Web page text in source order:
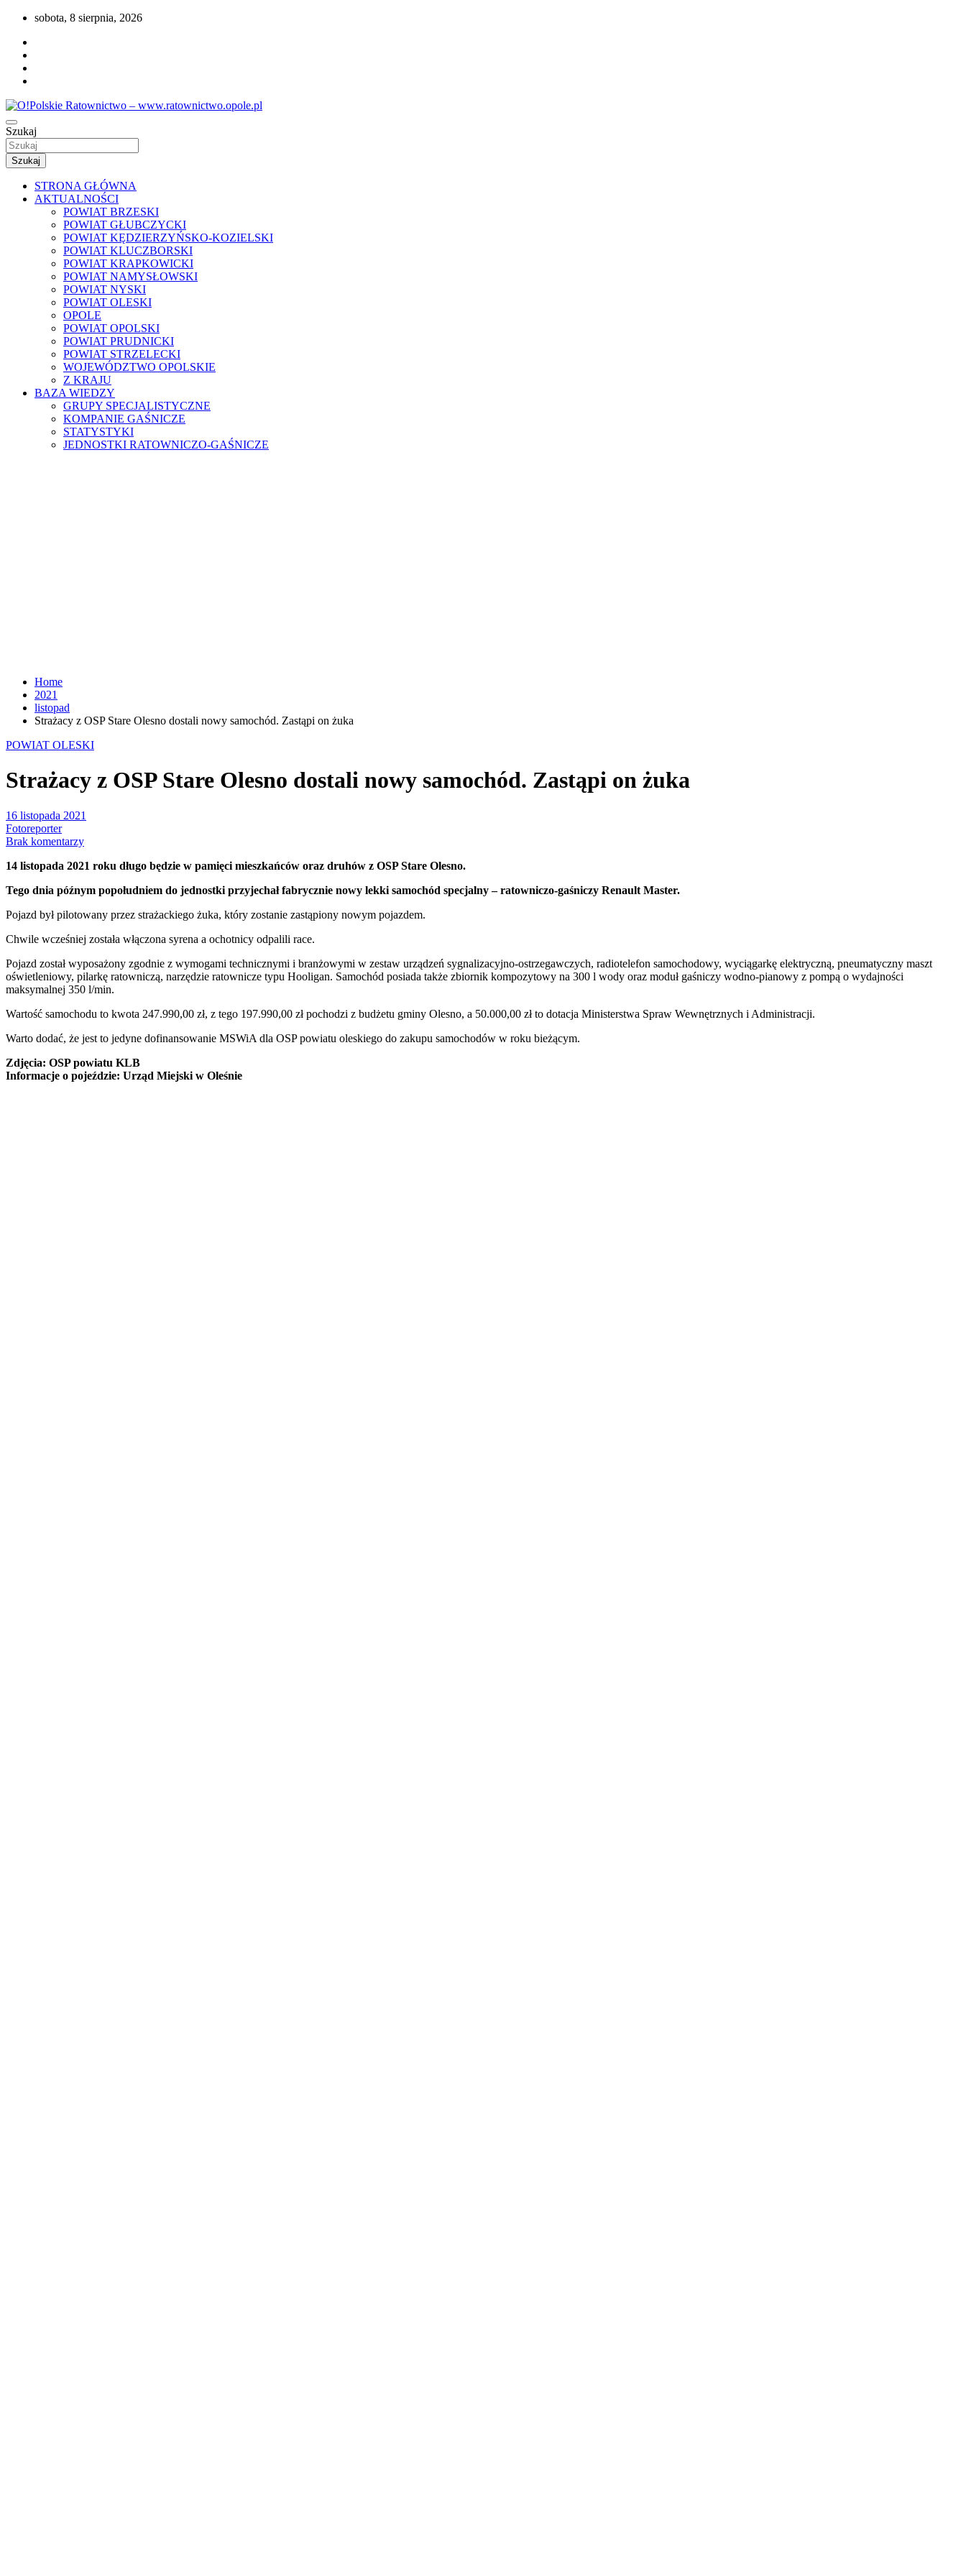
Przejdź
treści
sobota, 8 sierpnia, 2026
O!Polskie Ratownictwo – www.ratownictwo.opole.pl
Portal opolskiego i polskiego ratownictwa.
Szukaj
Szukaj
STRONA GŁÓWNA
AKTUALNOŚCI
POWIAT BRZESKI
POWIAT GŁUBCZYCKI
POWIAT KĘDZIERZYŃSKO-KOZIELSKI
POWIAT KLUCZBORSKI
POWIAT KRAPKOWICKI
POWIAT NAMYSŁOWSKI
POWIAT NYSKI
POWIAT OLESKI
OPOLE
POWIAT OPOLSKI
POWIAT PRUDNICKI
POWIAT STRZELECKI
WOJEWÓDZTWO OPOLSKIE
Z KRAJU
BAZA WIEDZY
GRUPY SPECJALISTYCZNE
KOMPANIE GAŚNICZE
STATYSTYKI
JEDNOSTKI RATOWNICZO-GAŚNICZE
Home
2021
listopad
Strażacy z OSP Stare Olesno dostali nowy samochód. Zastąpi on żuka
POWIAT OLESKI
Strażacy z OSP Stare Olesno dostali nowy samochód. Zastąpi on żuka
16 listopada 2021
Fotoreporter
Brak komentarzy
14 listopada 2021 roku długo będzie w pamięci mieszkańców oraz druhów z OSP Stare Olesno.
Tego dnia późnym popołudniem do jednostki przyjechał fabrycznie nowy lekki samochód specjalny – ratowniczo-gaśniczy Renault Master.
Pojazd był pilotowany przez strażackiego żuka, który zostanie zastąpiony nowym pojazdem.
Chwile wcześniej została włączona syrena a ochotnicy odpalili race.
Pojazd został wyposażony zgodnie z wymogami technicznymi i branżowymi w zestaw urządzeń sygnalizacyjno-ostrzegawczych, radiotelefon samochodowy, wyciągarkę elektryczną, pneumatyczny maszt
oświetleniowy, pilarkę ratowniczą, narzędzie ratownicze typu Hooligan. Samochód posiada także zbiornik kompozytowy na 300 l wody oraz moduł gaśniczy wodno-pianowy z pompą o wydajności
maksymalnej 350 l/min.
Wartość samochodu to kwota 247.990,00 zł, z tego 197.990,00 zł pochodzi z budżetu gminy Olesno, a 50.000,00 zł to dotacja Ministerstwa Spraw Wewnętrznych i Administracji.
Warto dodać, że jest to jedyne dofinansowanie MSWiA dla OSP powiatu oleskiego do zakupu samochodów w roku bieżącym.
Zdjęcia: OSP powiatu KLB
Informacje o pojeździe: Urząd Miejski w Oleśnie